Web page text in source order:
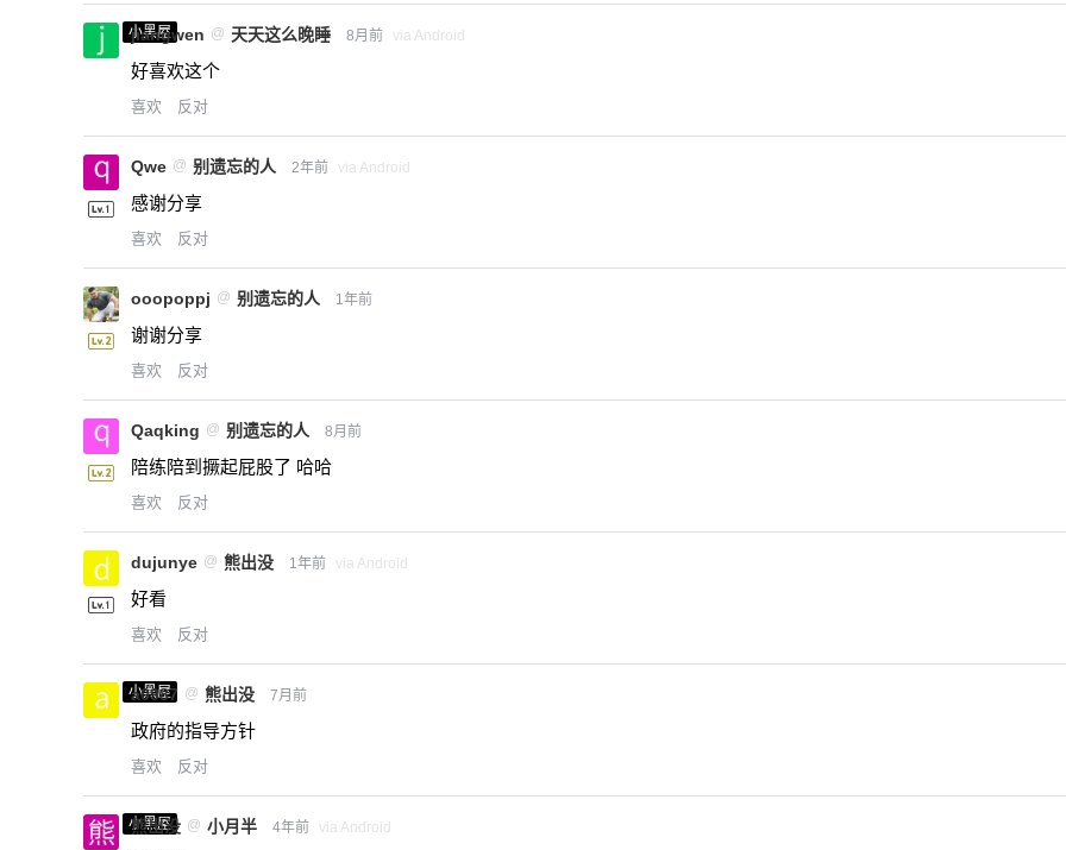
立刻支付
小黑屋
jiangwen @ 天天这么晚睡 8月前 via Android
好喜欢这个
喜欢 反对
Qwe @ 别遗忘的人 2年前 via Android
感谢分享
喜欢 反对
ooopoppj @ 别遗忘的人 1年前
谢谢分享
喜欢 反对
Qaqking @ 别遗忘的人 8月前
陪练陪到撅起屁股了 哈哈
喜欢 反对
dujunye @ 熊出没 1年前 via Android
好看
喜欢 反对
小黑屋
a0987 @ 熊出没 7月前
政府的指导方针
喜欢 反对
小黑屋
熊出没 @ 小月半 4年前 via Android